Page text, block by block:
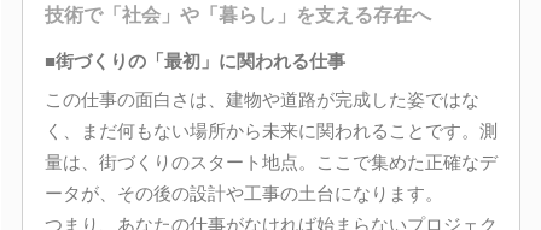
技術で「社会」や「暮らし」を支える存在へ
■街づくりの「最初」に関われる仕事
この仕事の面白さは、建物や道路が完成した姿ではな
く、まだ何もない場所から未来に関われることです。測
量は、街づくりのスタート地点。ここで集めた正確なデ
ータが、その後の設計や工事の土台になります。
つまり、あなたの仕事がなければ始まらないプロジェク